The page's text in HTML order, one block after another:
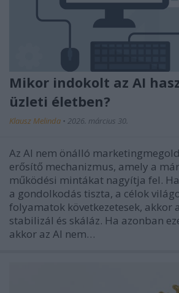
Mikor indokolt az AI
üzleti életben?
Klausz Melinda • 2026. március 30.
Az AI nem önálló
erősítő mechanizmus, amely a
működési mintákat nagyítja fel.
a gondolkodás tiszta, a célok
folyamatok következetesek, akkor
stabilizál és skáláz. Ha azonban
akkor az AI nem…